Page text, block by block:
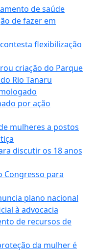
de saúde
de fazer em
flexibilização
criação do Parque
Rio Tanaru
por ação
mulheres a postos
discutir os 18 anos
Congresso para
plano nacional
à advocacia
de recursos de
da mulher é